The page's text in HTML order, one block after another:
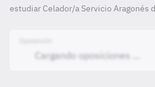
estudiar Celador/a Servicio Aragonés